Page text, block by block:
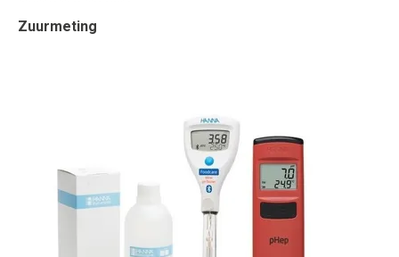
Zuurmeting